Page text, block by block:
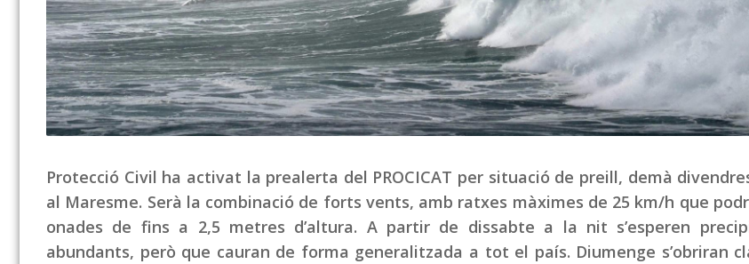
Protecció Civil ha activat la prealerta del PROCICAT per situació de preill, demà
al Maresme. Serà la combinació de forts vents, amb ratxes màximes de 25 km/h que
onades de fins a 2,5 metres d’altura. A partir de dissabte a la nit s’esperen
abundants, però que cauran de forma generalitzada a tot el país. Diumenge s’obriran